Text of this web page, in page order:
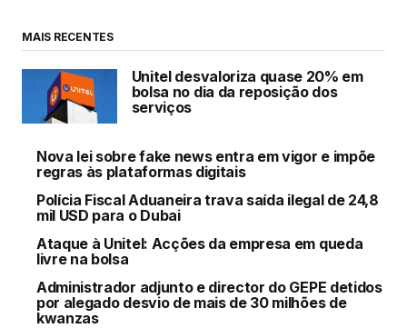
MAIS RECENTES
Unitel desvaloriza quase 20% em
bolsa no dia da reposição dos
serviços
Nova lei sobre fake news entra em vigor e impõe
regras às plataformas digitais
Polícia Fiscal Aduaneira trava saída ilegal de 24,8
mil USD para o Dubai
Ataque à Unitel: Acções da empresa em queda
livre na bolsa
Administrador adjunto e director do GEPE detidos
por alegado desvio de mais de 30 milhões de
kwanzas